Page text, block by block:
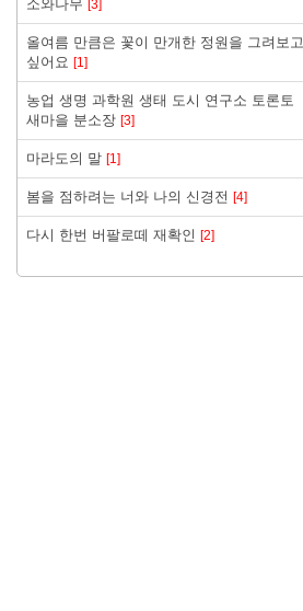
소와나무 [3]
올여름 만큼은 꽃이 만개한 정원을 그려보고
싶어요 [1]
농업 생명 과학원 생태 도시 연구소 토론토
새마을 분소장 [3]
마라도의 말 [1]
봄을 점하려는 너와 나의 신경전 [4]
다시 한번 버팔로떼 재확인 [2]